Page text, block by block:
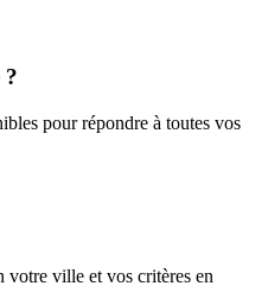
?
pour répondre à toutes vos
votre ville et vos critères en